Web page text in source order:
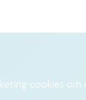
cookies